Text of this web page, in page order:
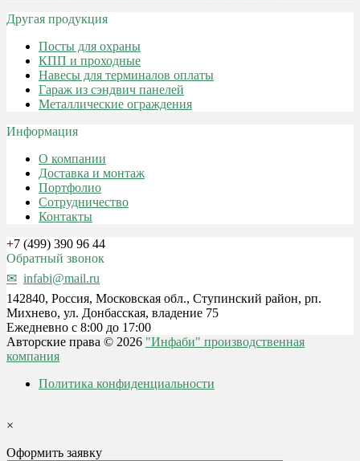
Другая продукция
Посты для охраны
КПП и проходные
Навесы для терминалов оплаты
Гараж из сэндвич панелей
Металлические ограждения
Информация
О компании
Доставка и монтаж
Портфолио
Сотрудничество
Контакты
+7 (499) 390 96 44
Обратный звонок
infabi@mail.ru
142840, Россия, Московская обл., Ступинский район, рп.
Михнево, ул. Донбасская, владение 75
Ежедневно с 8:00 до 17:00
Авторские права © 2026 "Инфаби" производственная
компания
Политика конфиденциальности
×
Оформить заявку